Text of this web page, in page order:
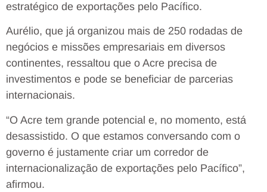
estratégico de exportações pelo Pacífico.
Aurélio, que já organizou mais de 250 rodadas de
negócios e missões empresariais em diversos
continentes, ressaltou que o Acre precisa de
investimentos e pode se beneficiar de parcerias
internacionais.
“O Acre tem grande potencial e, no momento, está
desassistido. O que estamos conversando com o
governo é justamente criar um corredor de
internacionalização de exportações pelo Pacífico”,
afirmou.